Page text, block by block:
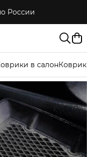
России
в салон